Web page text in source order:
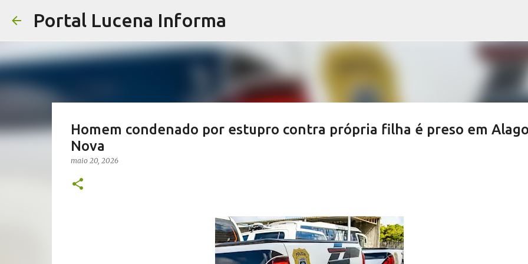
Portal Lucena Informa
Homem condenado por estupro contra própria filha é preso em
Nova
maio 20, 2026